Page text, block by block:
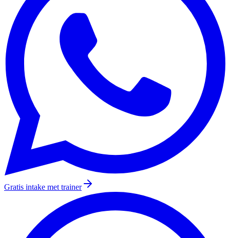
Gratis intake met trainer